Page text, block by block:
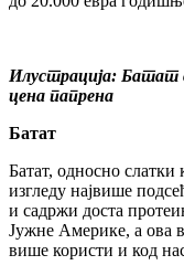
Илустрација: Батат
цена папрена
Батат
Батат, односно
изгледу највише
и садржи доста
Јужне Америке, а ова
више користи и код